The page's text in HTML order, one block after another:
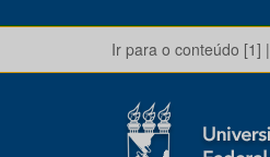
Ir para o conteúdo [1] |